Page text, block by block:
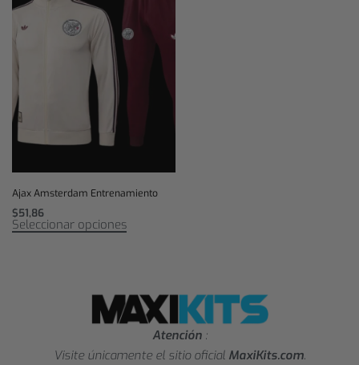
Ajax Amsterdam Entrenamiento
$51,86
Seleccionar opciones
Atención :
Visite únicamente el sitio oficial MaxiKits.com.